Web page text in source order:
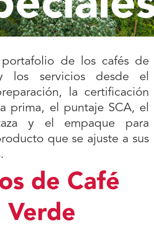
de los cafés de
los servicios desde el
la certificación
prima, el puntaje SCA, el
y el empaque para
que se ajuste a sus
de Café
Verde